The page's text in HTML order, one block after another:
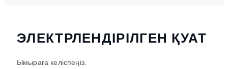
ЭЛЕКТРЛЕНДІРІЛГЕН ҚУАТ
Ымыраға келіспеңіз.